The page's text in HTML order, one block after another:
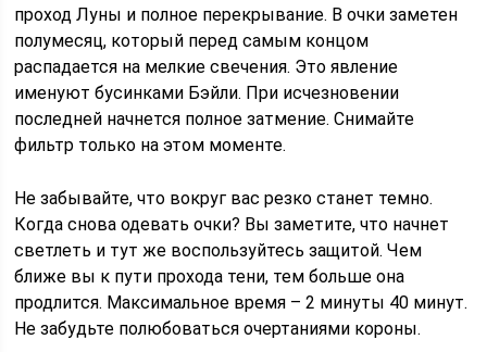
проход Луны и полное перекрывание. В очки заметен
полумесяц, который перед самым концом
распадается на мелкие свечения. Это явление
именуют бусинками Бэйли. При исчезновении
последней начнется полное затмение. Снимайте
фильтр только на этом моменте.
Не забывайте, что вокруг вас резко станет темно.
Когда снова одевать очки? Вы заметите, что начнет
светлеть и тут же воспользуйтесь защитой. Чем
ближе вы к пути прохода тени, тем больше она
продлится. Максимальное время – 2 минуты 40 минут.
Не забудьте полюбоваться очертаниями короны.